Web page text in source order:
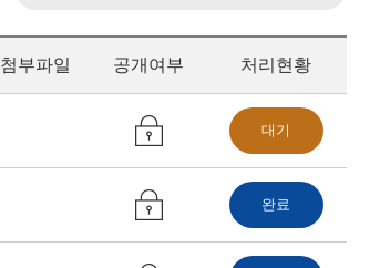
첨부파일 공개여부 처리현황
대기
완료